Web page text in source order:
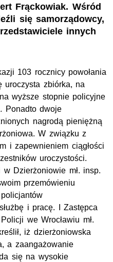
Frąckowiak. Wśród
się samorządowcy,
innych
103 rocznicy powołania
uroczysta zbiórka, na
wyższe stopnie policyjne
Ponadto dwoje
nagrodą pieniężną
W związku z
i zapewnieniem ciągłości
uroczystości.
Dzierżoniowie mł. insp.
przemówieniu
i pracę. I Zastępca
we Wrocławiu mł.
iż dzierżoniowska
a zaangażowanie
się na wysokie